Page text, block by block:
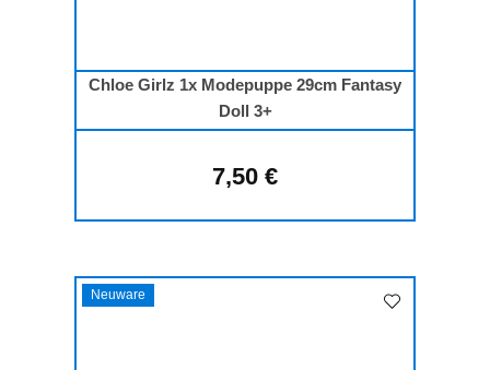
Chloe Girlz 1x Modepuppe 29cm Fantasy
Doll 3+
Regulärer Preis:
7,50 €
Neuware